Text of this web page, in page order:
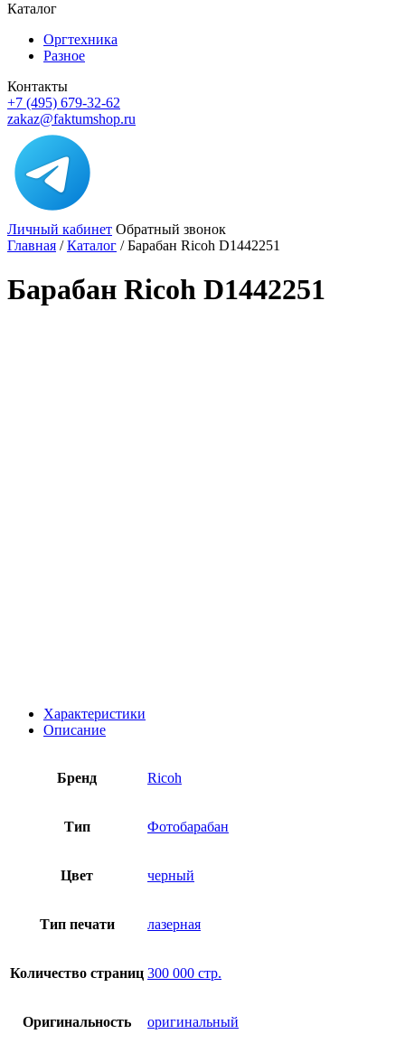
Каталог
Оргтехника
Разное
Контакты
+7 (495) 679-32-62
zakaz@faktumshop.ru
Личный кабинет Обратный звонок
Главная /Каталог /Барабан Ricoh D1442251
Барабан Ricoh D1442251
Характеристики
Описание
Бренд Ricoh
Тип Фотобарабан
Цвет черный
Тип печати лазерная
Количество страниц 300 000 стр.
Оригинальность оригинальный